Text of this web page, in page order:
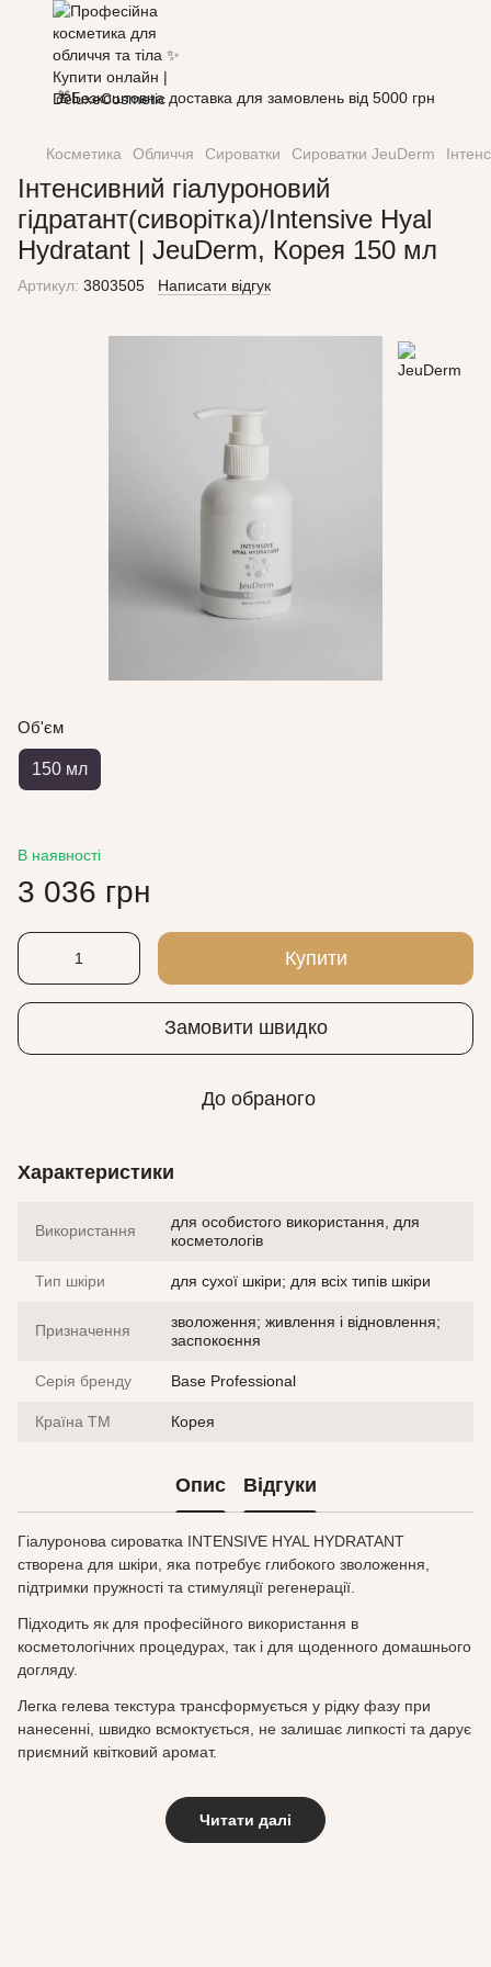
🎁Безкоштовна доставка для замовлень від 5000 грн
Косметика Обличчя Сироватки Сироватки JeuDerm
Інтенсивний гіалуроновий
гідратант(сиворітка)/Intensive Hyal
Hydratant | JeuDerm, Корея 150 мл
Артикул: 3803505 Написати відгук
Об'єм
150 мл
В наявності
3 036 грн
Купити
Замовити швидко
До обраного
Характеристики
Використання
для особистого використання, для
косметологів
Тип шкіри для сухої шкіри; для всіх типів шкіри
Призначення
зволоження; живлення і відновлення;
заспокоєння
Серія бренду Base Professional
Країна ТМ Корея
Опис Відгуки
Гіалуронова сироватка INTENSIVE HYAL HYDRATANT
створена для шкіри, яка потребує глибокого зволоження,
підтримки пружності та стимуляції регенерації.
Підходить як для професійного використання в
косметологічних процедурах, так і для щоденного домашнього
догляду.
Легка гелева текстура трансформується у рідку фазу при
нанесенні, швидко всмоктується, не залишає липкості та дарує
приємний квітковий аромат.
Читати далі